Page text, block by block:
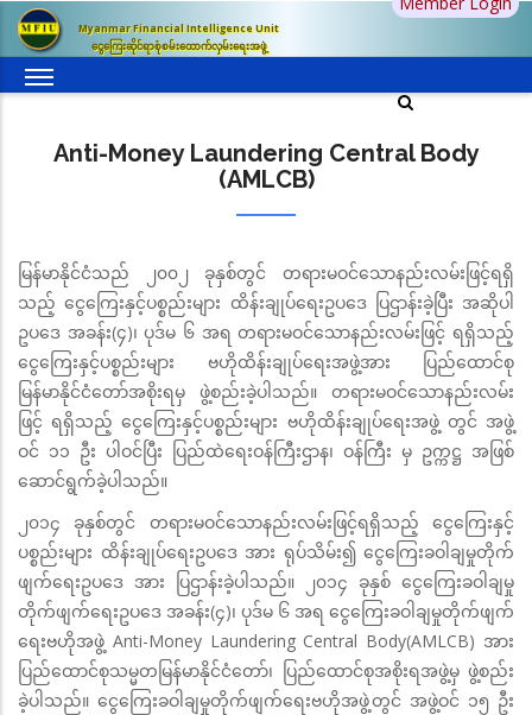
Skip
main
Myanmar Financial Intelligence Unit
ငွေကြေးဆိုင်ရာစုံစမ်းထောက်လှမ်းရေးအဖွဲ့
Anti-Money Laundering Central Body
(AMLCB)
မြန်မာနိုင်ငံသည် ၂၀၀၂ ခုနှစ်တွင် တရားမဝင်သောနည်းလမ်းဖြင့်ရရှိ
သည့် ငွေကြေးနှင့်ပစ္စည်းများ ထိန်းချုပ်ရေးဥပဒေ ပြဌာန်းခဲ့ပြီး အဆိုပါ
ဥပဒေ အခန်း(၄)၊ ပုဒ်မ ၆ အရ တရားမဝင်သောနည်းလမ်းဖြင့် ရရှိသည့်
ငွေကြေးနှင့်ပစ္စည်းများ ဗဟိုထိန်းချုပ်ရေးအဖွဲ့အား ပြည်ထောင်စု
မြန်မာနိုင်ငံတော်အစိုးရမှ ဖွဲ့စည်းခဲ့ပါသည်။ တရားမဝင်သောနည်းလမ်း
ဖြင့် ရရှိသည့် ငွေကြေးနှင့်ပစ္စည်းများ ဗဟိုထိန်းချုပ်ရေးအဖွဲ့ တွင် အဖွဲ့
ဝင် ၁၁ ဦး ပါဝင်ပြီး ပြည်ထဲရေးဝန်ကြီးဌာန၊ ဝန်ကြီး မှ ဥက္ကဋ္ဌ အဖြစ်
ဆောင်ရွက်ခဲ့ပါသည်။
၂၀၁၄ ခုနှစ်တွင် တရားမဝင်သောနည်းလမ်းဖြင့်ရရှိသည့် ငွေကြေးနှင့်
ပစ္စည်းများ ထိန်းချုပ်ရေးဥပဒေ အား ရုပ်သိမ်း၍ ငွေကြေးခဝါချမှုတိုက်
ဖျက်ရေးဥပဒေ အား ပြဌာန်းခဲ့ပါသည်။ ၂၀၁၄ ခုနှစ် ငွေကြေးခဝါချမှု
တိုက်ဖျက်ရေးဥပဒေ အခန်း(၄)၊ ပုဒ်မ ၆ အရ ငွေကြေးခဝါချမှုတိုက်ဖျက်
ရေးဗဟိုအဖွဲ့ Anti-Money Laundering Central Body(AMLCB) အား
ပြည်ထောင်စုသမ္မတမြန်မာနိုင်ငံတော်၊ ပြည်ထောင်စုအစိုးရအဖွဲ့မှ ဖွဲ့စည်း
ခဲ့ပါသည်။ ငွေကြေးခဝါချမှုတိုက်ဖျက်ရေးဗဟိုအဖွဲ့တွင် အဖွဲ့ဝင် ၁၅ ဦး